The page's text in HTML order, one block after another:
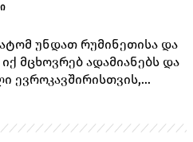
უნდათ რუმინეთისა და
მცხოვრებ ადამიანებს და
ევროკავშირისთვის,